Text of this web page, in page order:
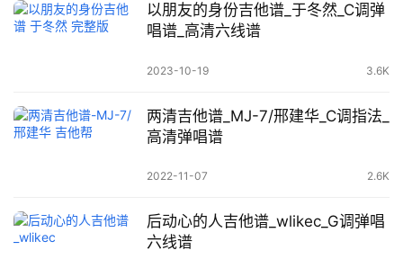
以朋友的身份吉他谱_于冬然_C调弹
唱谱_高清六线谱
2023-10-19 3.6K
两清吉他谱_MJ-7/邢建华_C调指法_
高清弹唱谱
2022-11-07 2.6K
后动心的人吉他谱_wlikec_G调弹唱
六线谱